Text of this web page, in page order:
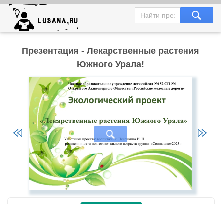
Презентация - Лекарственные растения
Южного Урала!